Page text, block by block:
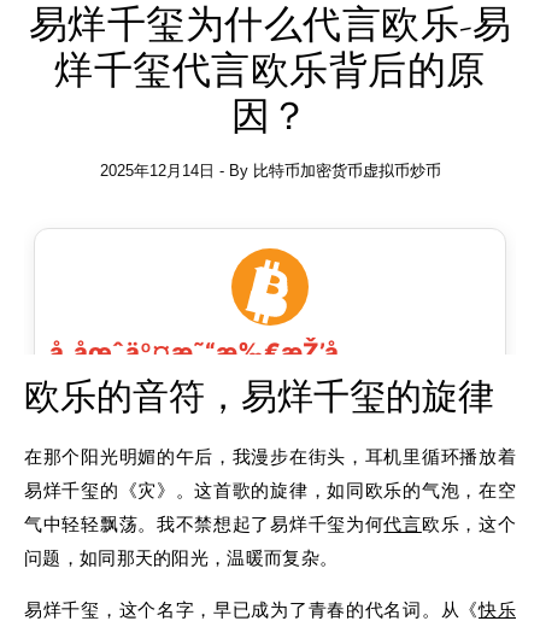
易烊千玺为什么代言欧乐-易
烊千玺代言欧乐背后的原
因？
2025年12月14日 - By 比特币加密货币虚拟币炒币
欧乐的音符，易烊千玺的旋律
在那个阳光明媚的午后，我漫步在街头，耳机里循环播放着
易烊千玺的《灾》。这首歌的旋律，如同欧乐的气泡，在空
气中轻轻飘荡。我不禁想起了易烊千玺为何代言欧乐，这个
问题，如同那天的阳光，温暖而复杂。
易烊千玺，这个名字，早已成为了青春的代名词。从《快乐